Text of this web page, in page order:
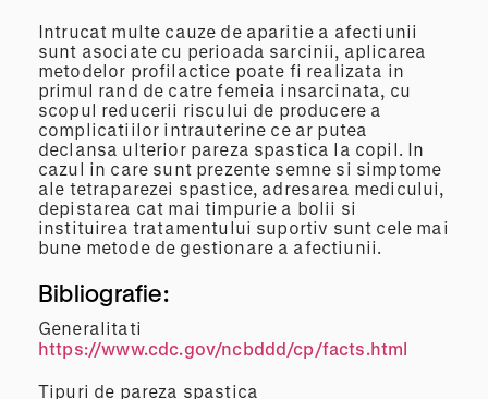
Intrucat multe cauze de aparitie a afectiunii
sunt asociate cu perioada sarcinii, aplicarea
metodelor profilactice poate fi realizata in
primul rand de catre femeia insarcinata, cu
scopul reducerii riscului de producere a
complicatiilor intrauterine ce ar putea
declansa ulterior pareza spastica la copil. In
cazul in care sunt prezente semne si simptome
ale tetraparezei spastice, adresarea medicului,
depistarea cat mai timpurie a bolii si
instituirea tratamentului suportiv sunt cele mai
bune metode de gestionare a afectiunii.
Bibliografie:
Generalitati
https://www.cdc.gov/ncbddd/cp/facts.html
Tipuri de pareza spastica